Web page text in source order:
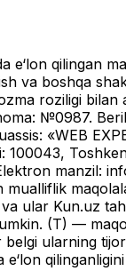
e‘lon qilingan
va boshqa
roziligi bilan
№0987.
«WEB
100043,
manzil:
mualliflik
ular Kun.uz
(T) —
belgi ularning
e‘lon